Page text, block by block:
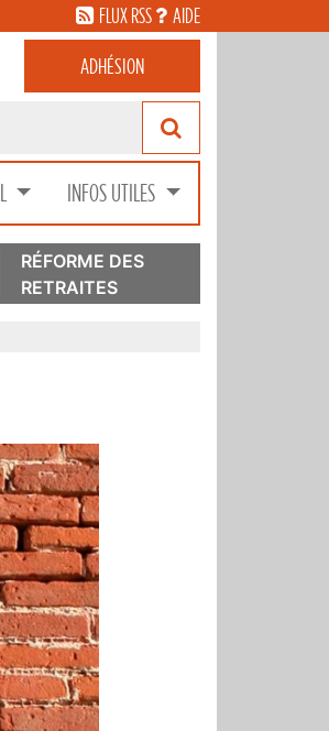
FLUX RSS AIDE
ADHÉSION
INFOS UTILES
RÉFORME DES
RETRAITES